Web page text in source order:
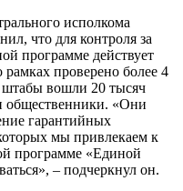
исполкома
что для контроля за
программе действует
проверено более 4
штабы вошли 20 тысяч
общественники. «Они
гарантийных
мы привлекаем к
программе «Единой
– подчеркнул он.